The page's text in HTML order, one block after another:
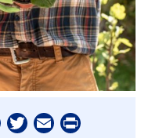
Facebook
Twitter
EmailPrint